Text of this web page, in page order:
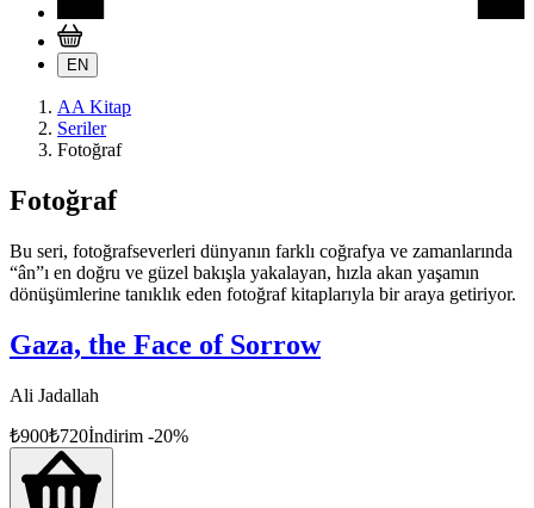
EN
AA Kitap
Seriler
Fotoğraf
Fotoğraf
Bu seri, fotoğrafseverleri dünyanın farklı coğrafya ve zamanlarında
“ân”ı en doğru ve güzel bakışla yakalayan, hızla akan yaşamın
dönüşümlerine tanıklık eden fotoğraf kitaplarıyla bir araya getiriyor.
Gaza, the Face of Sorrow
Ali Jadallah
₺900₺720İndirim -20%